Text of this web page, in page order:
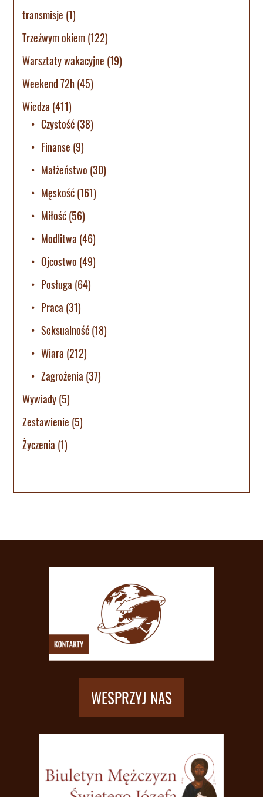
transmisje (1)
Trzeźwym okiem(122)
Warsztaty wakacyjne (19)
Weekend 72h(45)
Wiedza (411)
Czystość(38)
Finanse (9)
Małżeństwo (30)
Męskość(161)
Miłość(56)
Modlitwa (46)
Ojcostwo (49)
Posługa (64)
Praca (31)
Seksualność(18)
Wiara (212)
Zagrożenia (37)
Wywiady(5)
Zestawienie (5)
Życzenia (1)
WESPRZYJ NAS